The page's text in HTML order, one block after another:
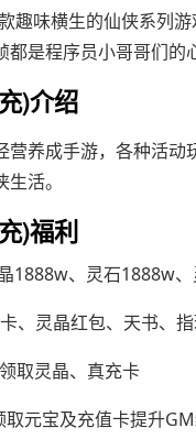
趣味横生的仙侠系列
是程序员小哥哥们的
)介绍
营养成手游，各种活
活。
)福利
1888w、灵石1888w
、灵晶红包、天书、指
取灵晶、真充卡
元宝及充值卡提升